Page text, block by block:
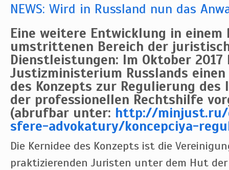
NEWS: Wird in Russland nun das
Eine weitere Entwicklung in einem
umstrittenen Bereich der
Dienstleistungen: Im Oktober 2017
Justizministerium Russlands
des Konzepts zur Regulierung des
der professionellen Rechtshilfe
(abrufbar unter: http://
sfere-advokatury/koncepciya-
Die Kernidee des Konzepts ist die
praktizierenden Juristen unter dem Hut der